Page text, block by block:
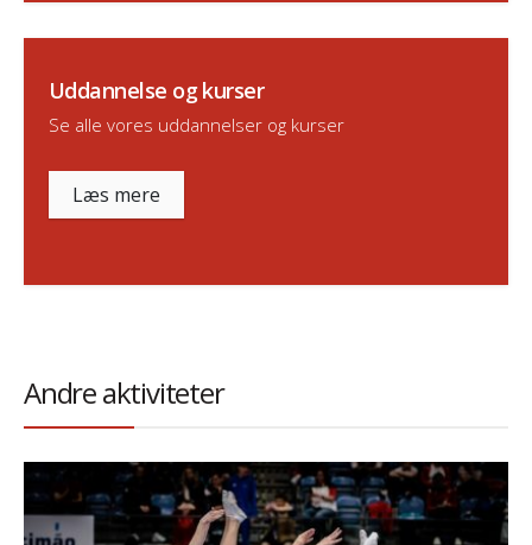
Uddannelse og kurser
Se alle vores uddannelser og kurser
Læs mere
Andre aktiviteter